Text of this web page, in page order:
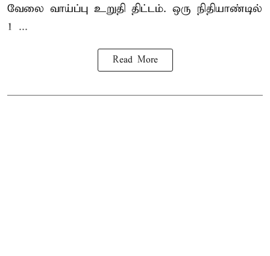
வேலை வாய்ப்பு உறுதி திட்டம். ஒரு நிதியாண்டில்
1 ...
Read More